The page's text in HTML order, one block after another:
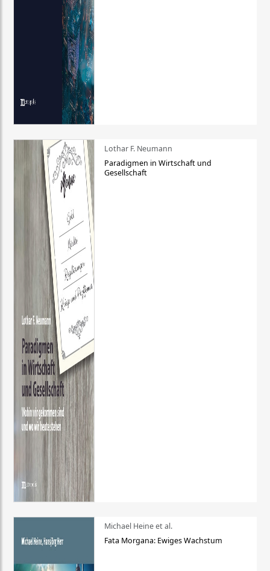
Lothar F. Neumann
Paradigmen in Wirtschaft und
Gesellschaft
Michael Heine et al.
Fata Morgana: Ewiges Wachstum